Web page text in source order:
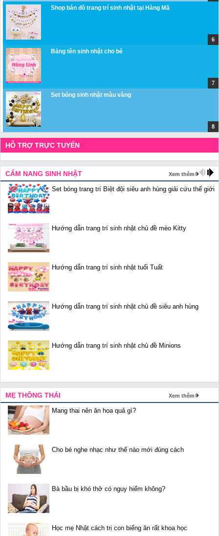
Shop bán đồ trang trí sinh nhật tại Hàng Mã
Bảng tên sinh nhật cho bé
Set bóng sinh nhật màu vàng
HỖ TRỢ TRỰC TUYẾN
CẨM NANG SINH NHẬT Xem thêm
Set bóng trang trí Biệt đội siêu anh hùng giải cứu thế giới
Hướng dẫn trang trí sinh nhật chủ đề mèo Kitty
Hướng dẫn trang trí sinh nhật tuổi Tuất
Hướng dẫn trang trí sinh nhật chủ đề siêu anh hùng
Hướng dẫn trang trí sinh nhật chủ đề Minions
MẸ THÔNG THÁI Xem thêm
Mang thai nên ăn hoa quả gì?
Cho bé nghe nhạc như thế nào mới đúng cách
Bà bầu bị khó thở có nguy hiểm không?
Học mẹ Nhật cách trị con biếng ăn rất khoa học